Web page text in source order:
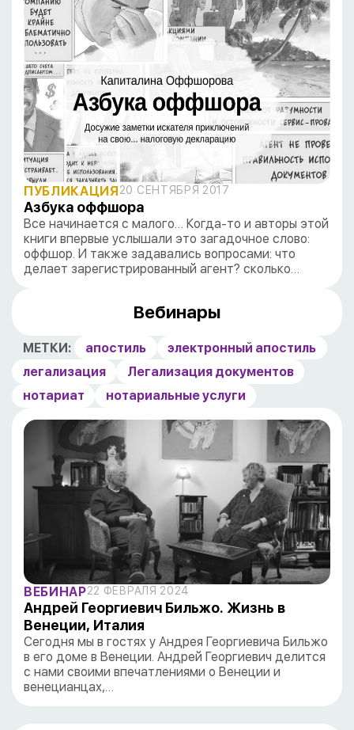
ПУБЛИКАЦИЯ 20 СЕНТЯБРЯ 2017
Азбука оффшора
Все начинается с малого… Когда-то и авторы этой
книги впервые услышали это загадочное слово:
оффшор. И также задавались вопросами: что
делает зарегистрированный агент? сколько…
Вебинары
МЕТКИ: апостиль
электронный апостиль
легализация
Легализация документов
нотариат
нотариальные услуги
ВЕБИНАР22 ФЕВРАЛЯ 2024
Андрей Георгиевич Бильжо. Жизнь в
Венеции, Италия
Сегодня мы в гостях у Андрея Георгиевича Бильжо
в его доме в Венеции. Андрей Георгиевич делится
с нами своими впечатлениями о Венеции и
венецианцах,…